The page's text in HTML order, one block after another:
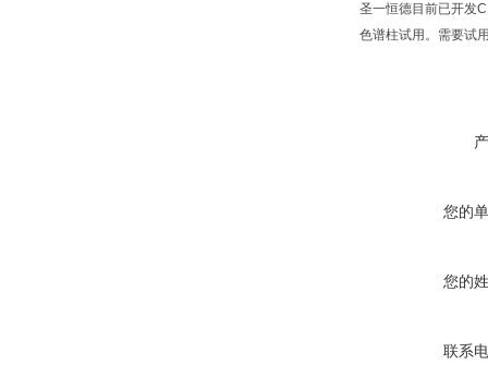
圣一恒德目前已开发
色谱柱试用。需要试
您的
您的
联系